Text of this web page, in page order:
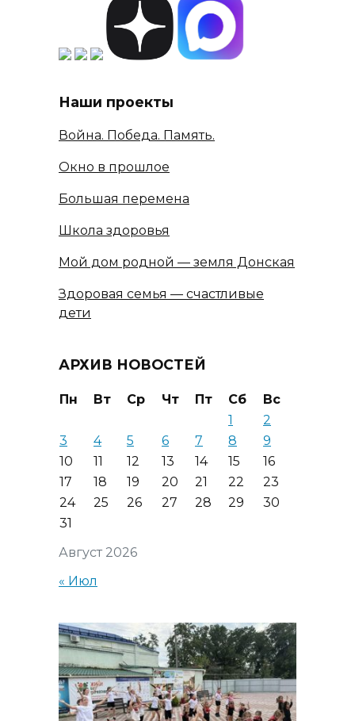
Наши проекты
Война. Победа. Память.
Окно в прошлое
Большая перемена
Школа здоровья
Мой дом родной — земля Донская
Здоровая семья — счастливые
дети
АРХИВ НОВОСТЕЙ
Август 2026
Пн Вт Ср Чт Пт Сб
Вс
1
2
3
4 5 6 7 8
9
10
11 12 13 14 15
16
17
18 19 20 21 22
23
24
25 26 27 28 29
30
31
« Июл